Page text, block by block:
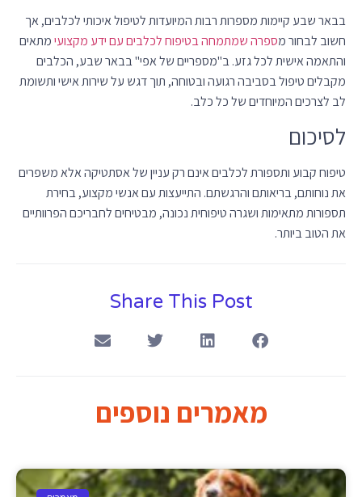
בבאר שבע קיימות מספרות רבות המיועדות לטיפול איכותי לכלבים, אך
חשוב לבחור מספרה שמתמחה בטיפוח לכלבים עם ידע מקצועימתאים
והתאמה אישית לכל גזע. ב"מספריים של אפי" בבאר שבע, הכלבים
מקבלים טיפול בסביבה רגועה ובטוחה, תוך דגש על שירות אישי ותשומת
לב לצרכים המיוחדים של כל כלב.
לסיכום
טיפוח קבוע ותספורת לכלבים אינם רק עניין של אסתטיקה אלא משפרים
את נוחותם, בריאותם והרגשתם. התייעצות עם אנשי מקצוע, בחירת
תספורות מתאימות ושגרה טיפוחית נכונה, מבטיחים לחבריכם הפרוותיים
את הטוב ביותר.
Share This Post
מאמרים נוספים